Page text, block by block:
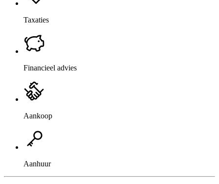
Taxaties
Financieel advies
Aankoop
Aanhuur